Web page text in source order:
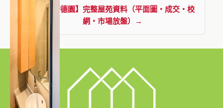
查看【新德園】完整屋苑資料（平面圖・成交・校
網・市場放盤）→